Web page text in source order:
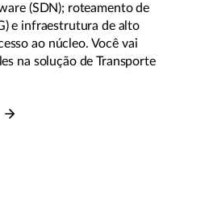
(SDN); roteamento de
e infraestrutura de alto
ao núcleo. Você vai
na solução de Transporte